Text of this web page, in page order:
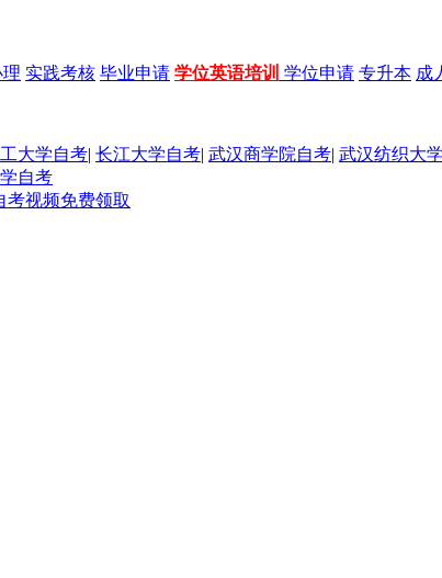
实践考核 毕业申请 学位英语培训 学位申请 专升本 成
大学自考| 长江大学自考| 武汉商学院自考| 武汉纺织大
自考